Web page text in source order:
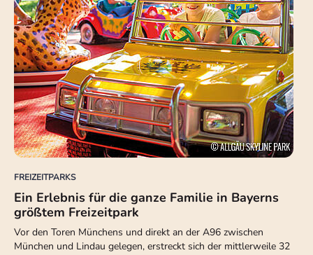
FREIZEITPARKS
Ein Erlebnis für die ganze Familie in Bayerns
größtem Freizeitpark
Vor den Toren Münchens und direkt an der A96 zwischen
München und Lindau gelegen, erstreckt sich der mittlerweile 32